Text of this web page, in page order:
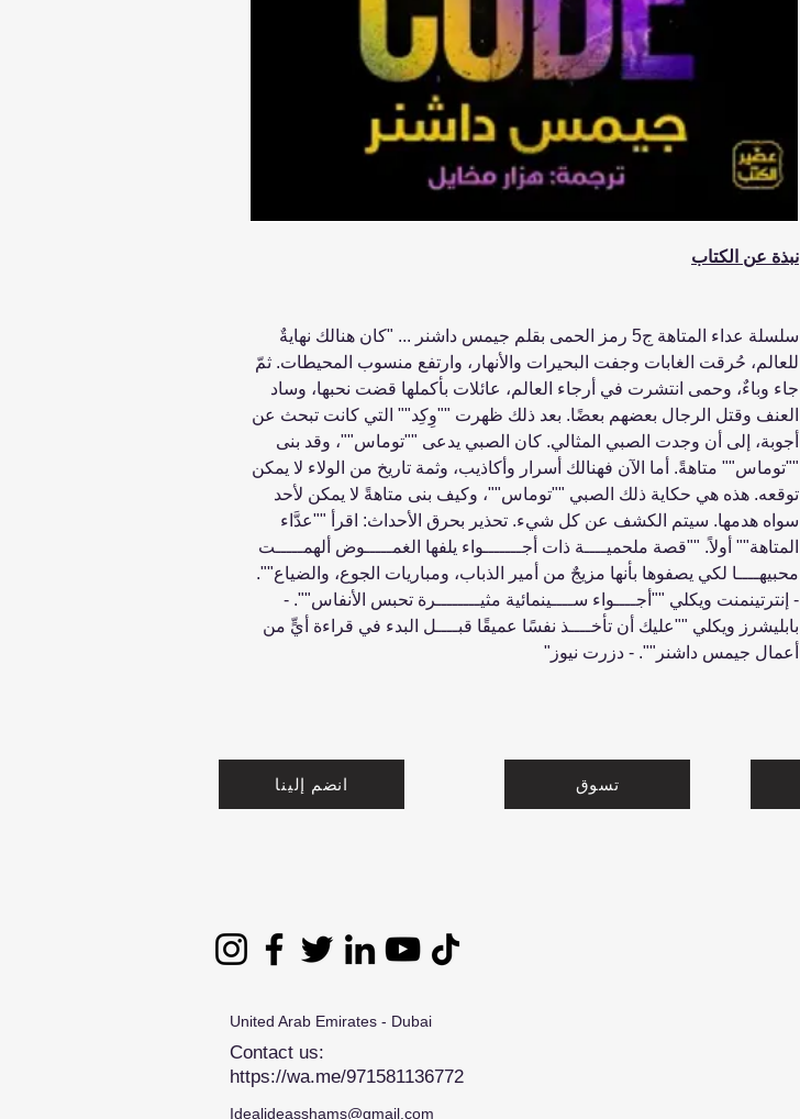
نبذة عن الكتاب
سلسلة عداء المتاهة ج5 رمز الحمى بقلم جيمس داشنر ... "كان هنالك نهايةٌ
للعالم، حُرقت الغابات وجفت البحيرات والأنهار، وارتفع منسوب المحيطات. ثمّ
جاء وباءٌ، وحمى انتشرت في أرجاء العالم، عائلات بأكملها قضت نحبها، وساد
العنف وقتل الرجال بعضهم بعضًا. بعد ذلك ظهرت ""وِكِد"" التي كانت تبحث عن
أجوبة، إلى أن وجدت الصبي المثالي. كان الصبي يدعى ""توماس""، وقد بنى
""توماس"" متاهةً. أما الآن فهنالك أسرار وأكاذيب، وثمة تاريخ من الولاء لا يمكن
توقعه. هذه هي حكاية ذلك الصبي ""توماس""، وكيف بنى متاهةً لا يمكن لأحد
سواه هدمها. سيتم الكشف عن كل شيء. تحذير بحرق الأحداث: اقرأ ""عدَّاء
المتاهة"" أولاً. ""قصة ملحميــــة ذات أجـــــــواء يلفها الغمـــــوض ألهمـــــت
محبيهــــا لكي يصفوها بأنها مزيجٌ من أمير الذباب، ومباريات الجوع، والضياع"".
- إنترتينمنت ويكلي ""أجــــواء ســــينمائية مثيــــــــرة تحبس الأنفاس"". -
بابليشرز ويكلي ""عليك أن تأخــــذ نفسًا عميقًا قبــــل البدء في قراءة أيٍّ من
أعمال جيمس داشنر"". - دزرت نيوز"
انضم إلينا تسوق
United Arab Emirates - Dubai
Contact us:
https://wa.me/971581136772
Idealideasshams@gmail.com